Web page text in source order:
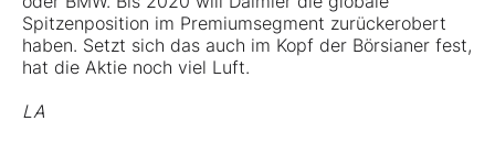
Spitzenposition im Premiumsegment zurückerobert
haben. Setzt sich das auch im Kopf der Börsianer fest,
hat die Aktie noch viel Luft.
LA